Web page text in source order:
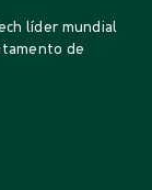
líder mundial
de